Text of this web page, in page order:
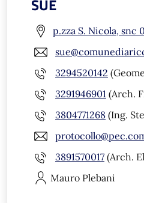
SUE
p.zza S. Nicola, snc
3294520142
3291946901 (Arch.
3804771268 (Ing.
3891570017 (Arch.
Mauro Plebani